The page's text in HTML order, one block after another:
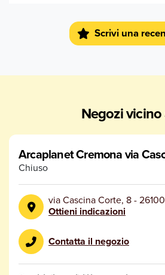
Sabina R
20 Maggio 2025
Sconsigliato...prezzi folli!!!
Scrivi una
Negozi
Arcaplanet Cremona via
Chiuso
via Cascina Corte, 8-26100
Ottieni indicazioni
Contatta il negozio